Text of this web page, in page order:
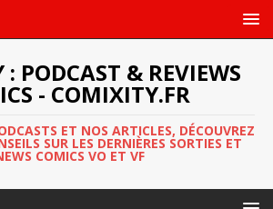
PODCAST & REVIEWS
- COMIXITY.FR
ET NOS ARTICLES, DÉCOUVREZ
SUR LES DERNIÈRES SORTIES ET
COMICS VO ET VF